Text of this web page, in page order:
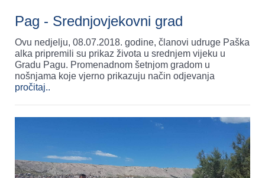
Pag - Srednjovjekovni grad
Ovu nedjelju, 08.07.2018. godine, članovi udruge Paška
alka pripremili su prikaz života u srednjem vijeku u
Gradu Pagu. Promenadnom šetnjom gradom u
nošnjama koje vjerno prikazuju način odjevanja
pročitaj..